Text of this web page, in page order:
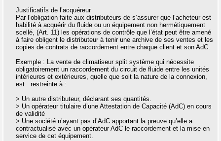
Justificatifs de l’acquéreur
Par l’obligation faite aux distributeurs de s’assurer que l’acheteur est
habilité à acquérir du fluide ou un équipement non hermétiquement
scellé, (Art. 11) les opérations de contrôle que l’état peut être amené
à faire obligent le distributeur à tenir une archive de ses ventes et les
copies de contrats de raccordement entre chaque client et son AdC.
Exemple : La vente de climatiseur split système qui nécessite
obligatoirement un raccordement du circuit de fluide entre les unités
intérieures et extérieures, quelle que soit la nature de la connexion,
est restreinte à :
> Un autre distributeur, déclarant ses quantités.
> Un opérateur titulaire d’une Attestation de Capacité (AdC) en cours
de validité
> Une société n’ayant pas d’AdC apportant la preuve qu’elle a
contractualisé avec un opérateur AdC le raccordement et la mise en
service de cet équipement.